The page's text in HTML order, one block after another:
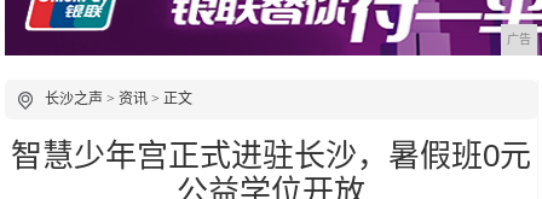
广告
长沙之声 >资讯 > 正文
智慧少年宫正式进驻长沙，暑假班0元
公益学位开放